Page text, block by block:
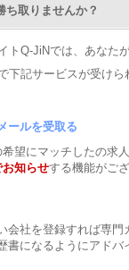
ち取りませんか？
トQ-JiNでは、あなた
下記サービスが受け
ールを受取る
望にマッチしたの求
知らせする機能がござ
会社を登録すれば専
書になるようにアドバ